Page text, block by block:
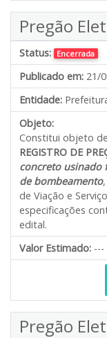
Pregão
Status: Encerrada
Publicado em: 21/
Entidade:
Objeto:
Constitui objeto
REGISTRO DE
concreto usinado
de bombeamento
de Viação e
especificações
edital.
Valor Estimado: ---
Pregão